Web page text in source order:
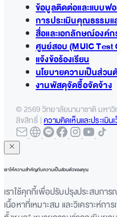
ข้อมูลติดต่อและแบบฟ
การประเมินคุณธรรมแ
สื่อและเอกลักษณ์องค์
ศูนย์สอบ (MUIC Test
แจ้งข้อร้องเรียน
นโยบายความเป็นส่วน
งานพัสดุจัดซื้อจัดจ้าง
© 2569 วิทยาลัยนานาชาติ มหา
ลิขสิทธิ์ |ความคิดเห็นและประเมิน
เราให้ความสำคัญกับความเป็นส่วนตัวของคุณ
เราใช้คุกกี้เพื่อปรับปรุงประสบกา
เนื้อหาที่เหมาะสม และวิเคราะห์ก